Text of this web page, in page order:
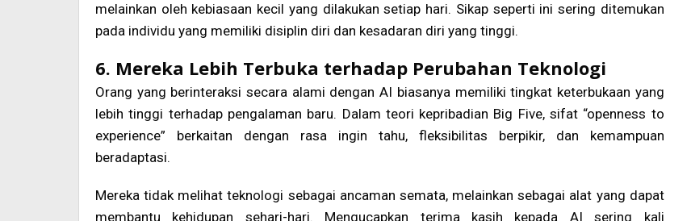
melainkan oleh kebiasaan kecil yang dilakukan setiap hari. Sikap seperti ini sering ditemukan
pada individu yang memiliki disiplin diri dan kesadaran diri yang tinggi.
6. Mereka Lebih Terbuka terhadap Perubahan Teknologi
Orang yang berinteraksi secara alami dengan AI biasanya memiliki tingkat keterbukaan yang
lebih tinggi terhadap pengalaman baru. Dalam teori kepribadian Big Five, sifat “openness to
experience” berkaitan dengan rasa ingin tahu, fleksibilitas berpikir, dan kemampuan
beradaptasi.
Mereka tidak melihat teknologi sebagai ancaman semata, melainkan sebagai alat yang dapat
membantu kehidupan sehari-hari. Mengucapkan terima kasih kepada AI sering kali